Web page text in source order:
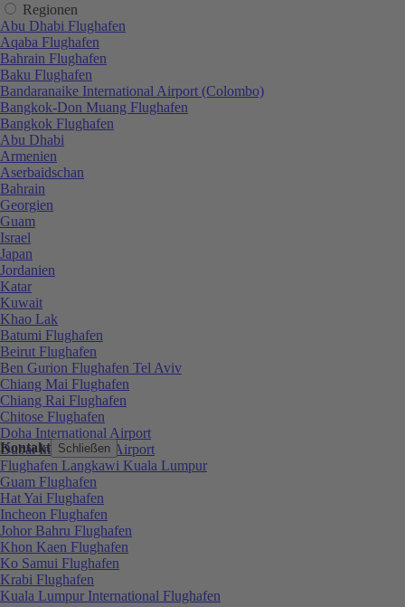
Kontakt Schließen
Regionen
Abu Dhabi Flughafen
Aqaba Flughafen
Bahrain Flughafen
Baku Flughafen
Bandaranaike International Airport (Colombo)
Bangkok-Don Muang Flughafen
Bangkok Flughafen
Abu Dhabi
Armenien
Aserbaidschan
Bahrain
Georgien
Guam
Israel
Japan
Jordanien
Katar
Kuwait
Khao Lak
Batumi Flughafen
Beirut Flughafen
Ben Gurion Flughafen Tel Aviv
Chiang Mai Flughafen
Chiang Rai Flughafen
Chitose Flughafen
Doha International Airport
Dubai International Airport
Flughafen Langkawi Kuala Lumpur
Guam Flughafen
Hat Yai Flughafen
Incheon Flughafen
Johor Bahru Flughafen
Khon Kaen Flughafen
Ko Samui Flughafen
Krabi Flughafen
Kuala Lumpur International Flughafen